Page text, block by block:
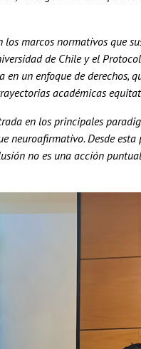
marcos normativos que
de Chile y el
un enfoque de derechos,
académicas
en los principales
Desde
no es una acción